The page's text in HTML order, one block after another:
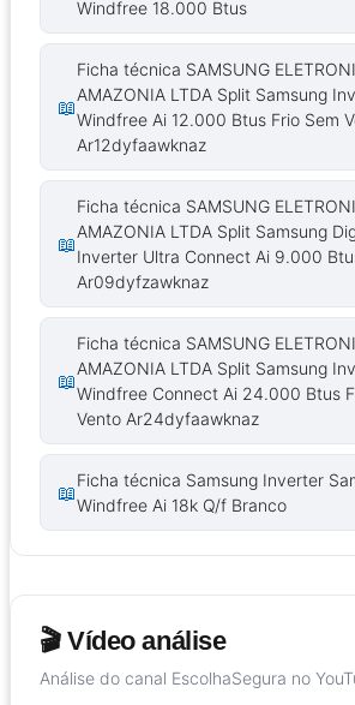
Windfree 18.000 Btus
📖
Ficha técnica SAMSUNG
AMAZONIA LTDA Split Samsung
Windfree Ai 12.000 Btus Frio Sem
Ar12dyfaawknaz
📖
Ficha técnica SAMSUNG
AMAZONIA LTDA Split Samsung
Inverter Ultra Connect Ai 9.000
Ar09dyfzawknaz
📖
Ficha técnica SAMSUNG
AMAZONIA LTDA Split Samsung
Windfree Connect Ai 24.000 Btus
Vento Ar24dyfaawknaz
📖
Ficha técnica Samsung Inverter
Windfree Ai 18k Q/f Branco
🎬 Vídeo análise
Análise do canal EscolhaSegura no